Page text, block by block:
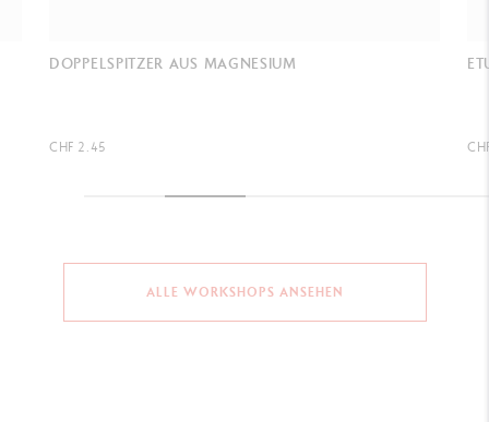
ETUI 40 FARBEN LUMINANCE 6901™
CHF 148.00
ALLE WORKSHOPS ANSEHEN